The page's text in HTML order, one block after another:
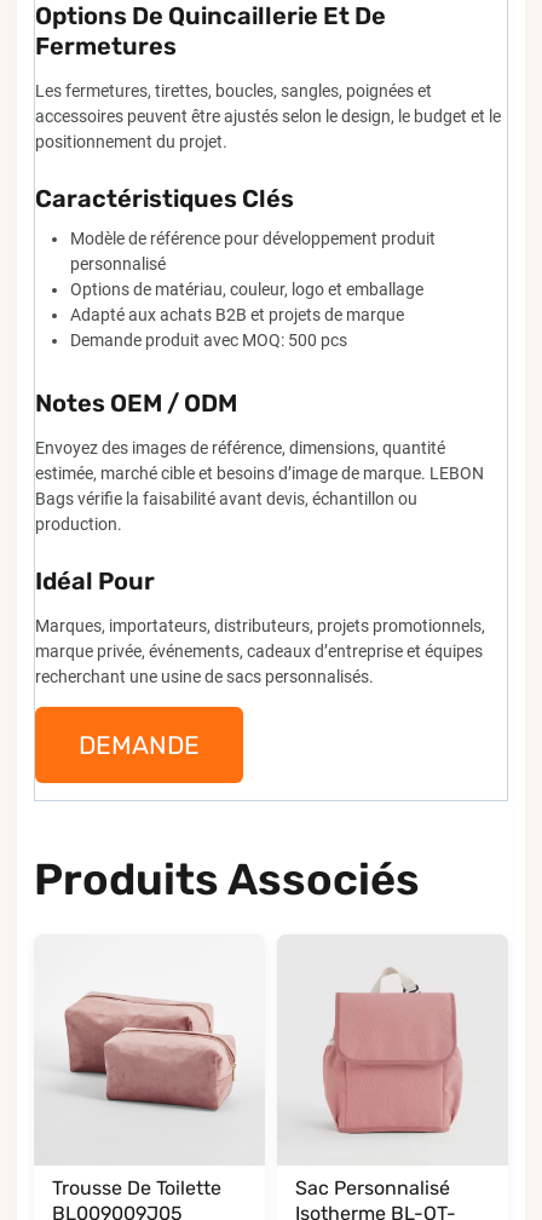
Options De Quincaillerie Et De
Fermetures
Les fermetures, tirettes, boucles, sangles, poignées et
accessoires peuvent être ajustés selon le design, le budget et le
positionnement du projet.
Caractéristiques Clés
Modèle de référence pour développement produit
personnalisé
Options de matériau, couleur, logo et emballage
Adapté aux achats B2B et projets de marque
Demande produit avec MOQ: 500 pcs
Notes OEM / ODM
Envoyez des images de référence, dimensions, quantité
estimée, marché cible et besoins d’image de marque. LEBON
Bags vérifie la faisabilité avant devis, échantillon ou
production.
Idéal Pour
Marques, importateurs, distributeurs, projets promotionnels,
marque privée, événements, cadeaux d’entreprise et équipes
recherchant une usine de sacs personnalisés.
DEMANDE
Produits Associés
Trousse De Toilette
BL009009J05
Sac Personnalisé
Isotherme BL-OT-